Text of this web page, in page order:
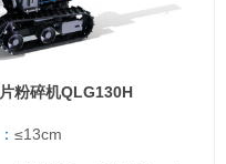
粉碎机QLG130H
≤13cm